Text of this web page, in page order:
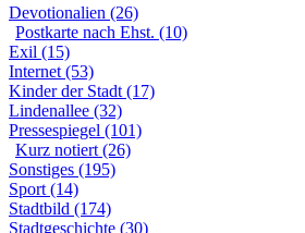
Devotionalien (26)
Postkarte nach Ehst. (10)
Exil (15)
Internet (53)
Kinder der Stadt (17)
Lindenallee (32)
Pressespiegel (101)
Kurz notiert (26)
Sonstiges (195)
Sport (14)
Stadtbild (174)
Stadtgeschichte (30)